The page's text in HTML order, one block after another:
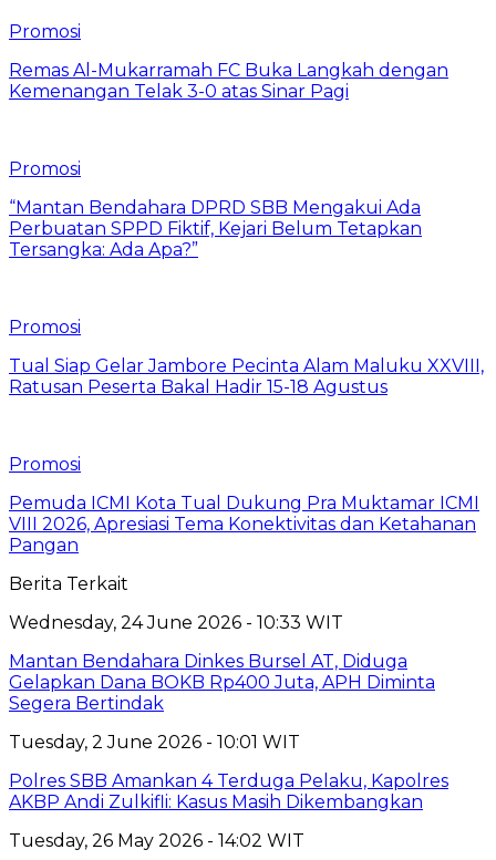
Promosi
Remas Al-Mukarramah FC Buka Langkah dengan
Kemenangan Telak 3-0 atas Sinar Pagi
Promosi
“Mantan Bendahara DPRD SBB Mengakui Ada
Perbuatan SPPD Fiktif, Kejari Belum Tetapkan
Tersangka: Ada Apa?”
Promosi
Tual Siap Gelar Jambore Pecinta Alam Maluku XXVIII,
Ratusan Peserta Bakal Hadir 15-18 Agustus
Promosi
Pemuda ICMI Kota Tual Dukung Pra Muktamar ICMI
VIII 2026, Apresiasi Tema Konektivitas dan Ketahanan
Pangan
Berita Terkait
Wednesday, 24 June 2026 - 10:33 WIT
Mantan Bendahara Dinkes Bursel AT, Diduga
Gelapkan Dana BOKB Rp400 Juta, APH Diminta
Segera Bertindak
Tuesday, 2 June 2026 - 10:01 WIT
Polres SBB Amankan 4 Terduga Pelaku, Kapolres
AKBP Andi Zulkifli: Kasus Masih Dikembangkan
Tuesday, 26 May 2026 - 14:02 WIT